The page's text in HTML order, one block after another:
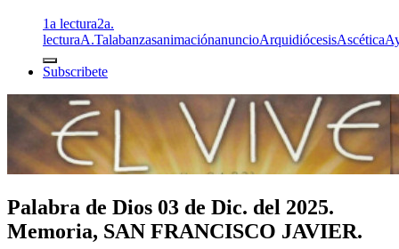
1a lectura2a.
lecturaA.TalabanzasanimaciónanuncioArquidiócesisAscética
Subscribete
Palabra de Dios 03 de Dic. del 2025.
Memoria, SAN FRANCISCO JAVIER.